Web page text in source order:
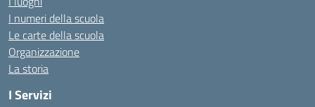
I numeri della scuola
Le carte della scuola
Organizzazione
La storia
I Servizi